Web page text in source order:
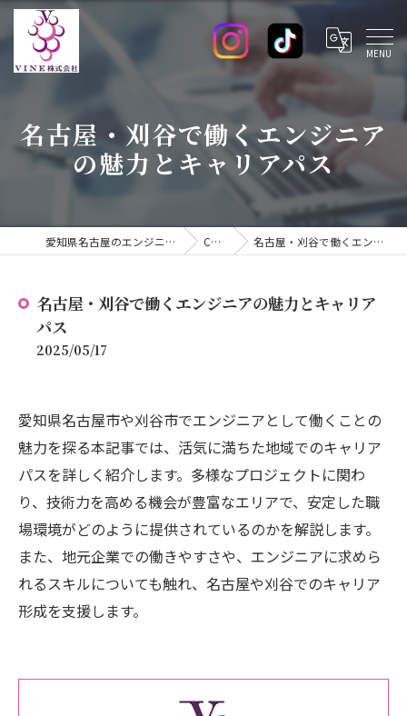
名古屋・刈谷で働くエンジニア
の魅力とキャリアパス
愛知県名古屋のエンジニアの求人ならVINE株式会社 COLUMN 名古屋・刈谷で働くエンジニアの魅力とキャリアパス
名古屋・刈谷で働くエンジニアの魅力とキャリア
パス
2025/05/17
愛知県名古屋市や刈谷市でエンジニアとして働くことの
魅力を探る本記事では、活気に満ちた地域でのキャリア
パスを詳しく紹介します。多様なプロジェクトに関わ
り、技術力を高める機会が豊富なエリアで、安定した職
場環境がどのように提供されているのかを解説します。
また、地元企業での働きやすさや、エンジニアに求めら
れるスキルについても触れ、名古屋や刈谷でのキャリア
形成を支援します。